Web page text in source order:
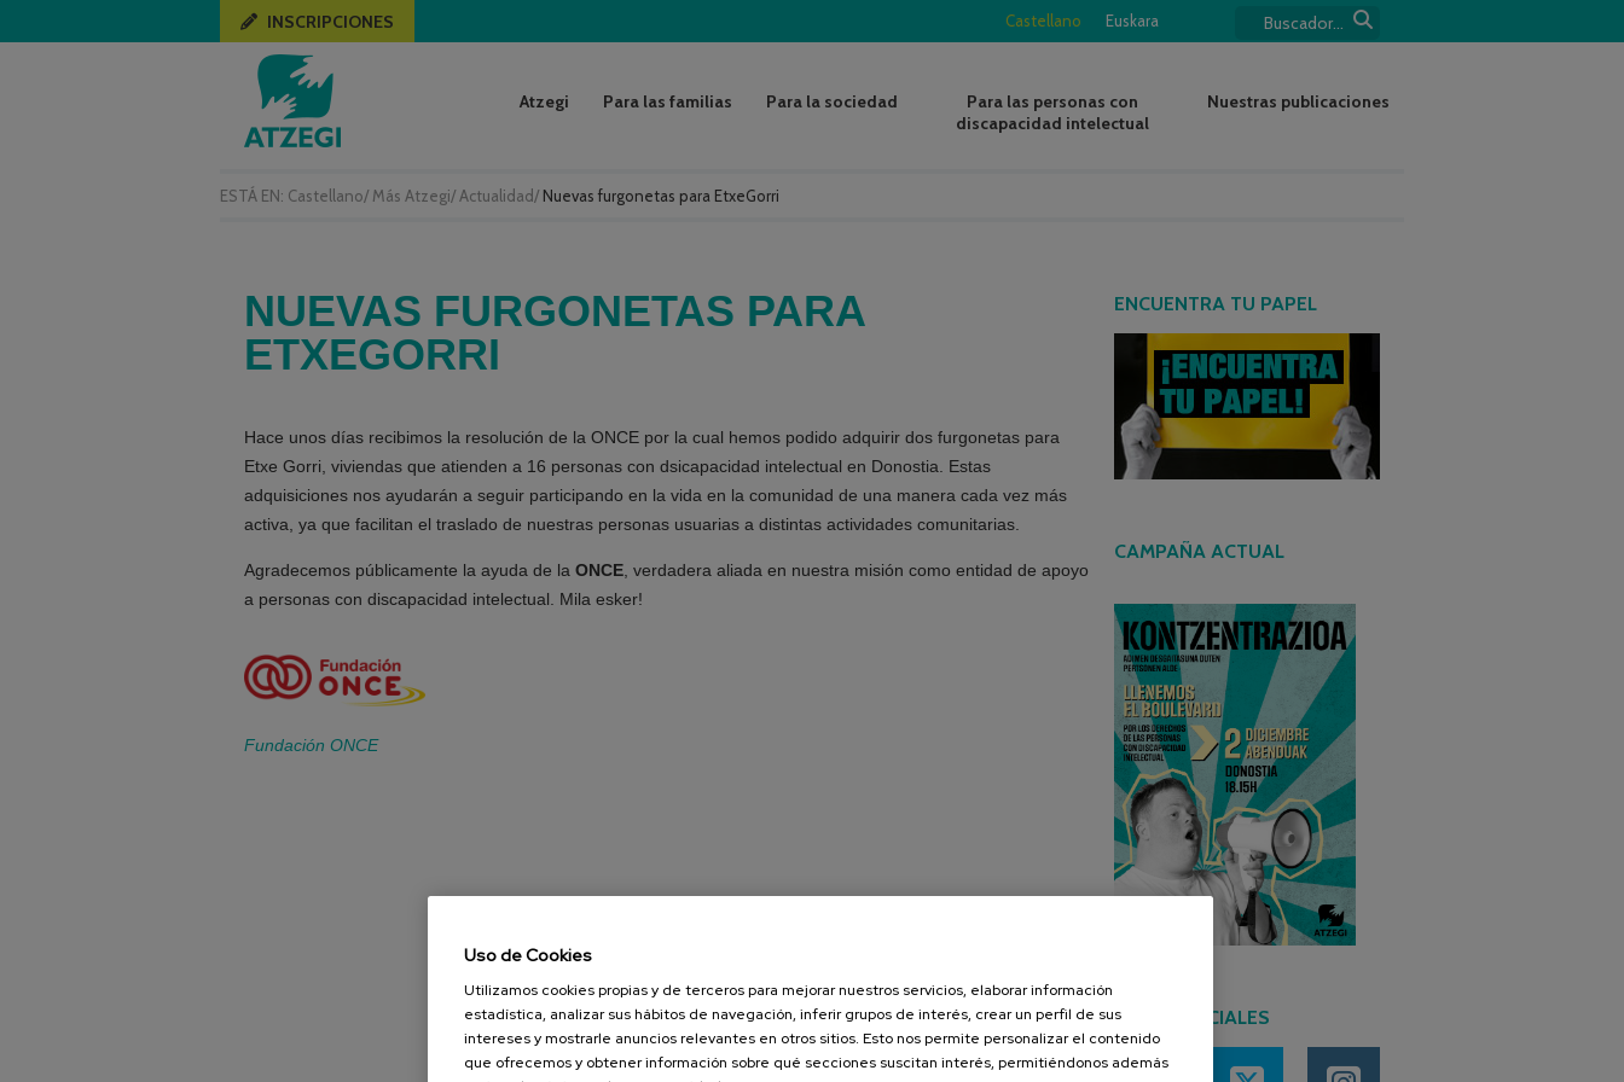
ESTÁ EN: Castellano/ Más Atzegi/ Actualidad/ Nuevas furgonetas para EtxeGorri
Castellano Euskara
INSCRIPCIONES
Atzegi Para las familias Para la sociedad
Para las personas con
discapacidad intelectual
Nuestras publicaciones
NUEVAS FURGONETAS PARA
ETXEGORRI
Hace unos días recibimos la resolución de la ONCE por la cual hemos podido adquirir dos furgonetas para
Etxe Gorri, viviendas que atienden a 16 personas con dsicapacidad intelectual en Donostia. Estas
adquisiciones nos ayudarán a seguir participando en la vida en la comunidad de una manera cada vez más
activa, ya que facilitan el traslado de nuestras personas usuarias a distintas actividades comunitarias.
Agradecemos públicamente la ayuda de la ONCE , verdadera aliada en nuestra misión como entidad de apoyo
a personas con discapacidad intelectual. Mila esker!
Fundación ONCE
ENCUENTRA TU PAPEL
CAMPAÑA ACTUAL
REDES SOCIALES
Uso de Cookies
Utilizamos cookies propias y de terceros para mejorar nuestros servicios, elaborar información
estadística, analizar sus hábitos de navegación, inferir grupos de interés, crear un perfil de sus
intereses y mostrarle anuncios relevantes en otros sitios. Esto nos permite personalizar el contenido
que ofrecemos y obtener información sobre qué secciones suscitan interés, permitiéndonos además